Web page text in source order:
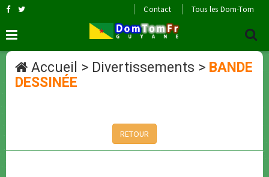
Contact Tous les Dom-Tom
Accueil > Divertissements > BANDE
DESSINÉE
RETOUR